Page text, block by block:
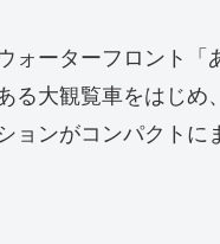
ォーターフロント
る大観覧車をはじめ
ンがコンパクトに